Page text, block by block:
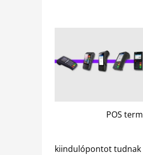
POS
kiindulópontot tudnak